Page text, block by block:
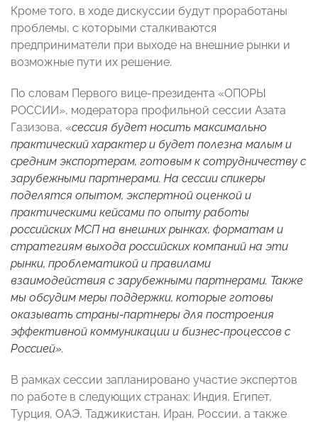
Кроме того, в ходе дискуссии будут проработаны
проблемы, с которыми сталкиваются
предприниматели при выходе на внешние рынки и
возможные пути их решение.
По словам Первого вице-президента «ОПОРЫ
РОССИИ», модератора профильной сессии Азата
Газизова, «сессия будет носить максимально
практический характер и будет полезна малым и
средним экспортерам, готовым к сотрудничеству с
зарубежными партнерами. На сессии спикеры
поделятся опытом, экспертной оценкой и
практическими кейсами по опыту работы
российских МСП на внешних рынках, форматам и
стратегиям выхода российских компаний на эти
рынки, проблематикой и правилами
взаимодействия с зарубежными партнерами. Также
мы обсудим меры поддержки, которые готовы
оказывать страны-партнеры для построения
эффективной коммуникации и бизнес-процессов с
Россией».
В рамках сессии запланировано участие экспертов
по работе в следующих странах: Индия, Египет,
Турция, ОАЭ, Таджикистан, Иран, России, а также